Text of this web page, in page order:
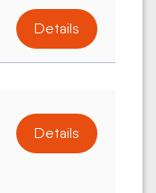
Details
Details